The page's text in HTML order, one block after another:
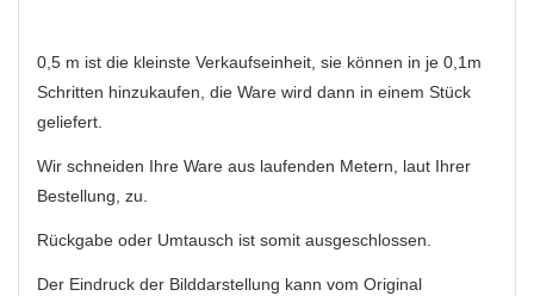
0,5 m ist die kleinste Verkaufseinheit, sie können in je 0,1m
Schritten hinzukaufen, die Ware wird dann in einem Stück
geliefert.
Wir schneiden Ihre Ware aus laufenden Metern, laut Ihrer
Bestellung, zu.
Rückgabe oder Umtausch ist somit ausgeschlossen.
Der Eindruck der Bilddarstellung kann vom Original